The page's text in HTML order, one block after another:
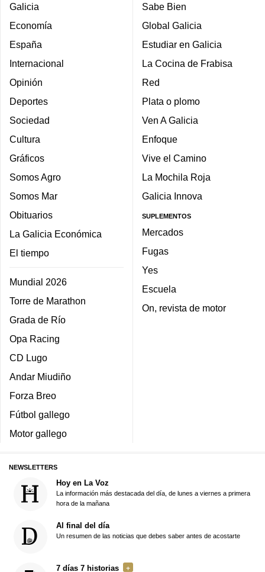
Galicia
Economía
España
Internacional
Opinión
Deportes
Sociedad
Cultura
Gráficos
Somos Agro
Somos Mar
Obituarios
La Galicia Económica
El tiempo
Mundial 2026
Torre de Marathon
Grada de Río
Opa Racing
CD Lugo
Andar Miudiño
Forza Breo
Fútbol gallego
Motor gallego
Sabe Bien
Global Galicia
Estudiar en Galicia
La Cocina de Frabisa
Red
Plata o plomo
Ven A Galicia
Enfoque
Vive el Camino
La Mochila Roja
Galicia Innova
SUPLEMENTOS
Mercados
Fugas
Yes
Escuela
On, revista de motor
NEWSLETTERS
Hoy en La Voz
La información más destacada del día, de lunes a viernes a primera
hora de la mañana
Al final del día
Un resumen de las noticias que debes saber antes de acostarte
7 días 7 historias